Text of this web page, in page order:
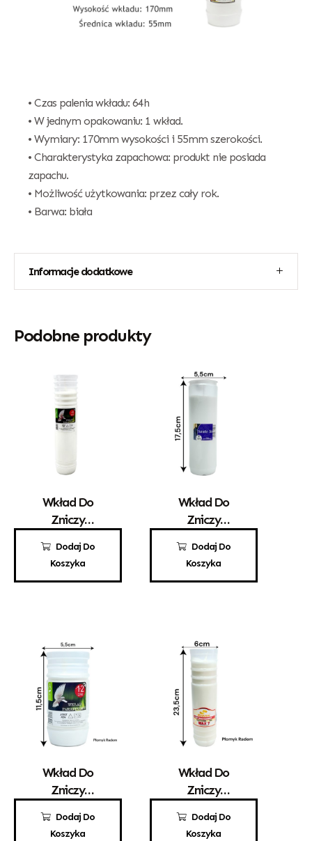
• Czas palenia wkładu: 64h
• W jednym opakowaniu: 1 wkład.
• Wymiary: 170mm wysokości i 55mm szerokości.
• Charakterystyka zapachowa: produkt nie posiada
zapachu.
• Możliwość użytkowania: przez cały rok.
• Barwa: biała
Informacje dodatkowe
Podobne produkty
Dodaj Do
Koszyka
Wkład Do
Zniczy
Aura A5
5,20 zł
Dodaj Do
Koszyka
Wkład Do
Zniczy
Santo 3a
5,10 zł
Dodaj Do
Koszyka
Wkład Do
Zniczy
Aura A1
2,30 zł
Dodaj Do
Koszyka
Wkład Do
Zniczy
Kerzen WAX 7
8,80 zł